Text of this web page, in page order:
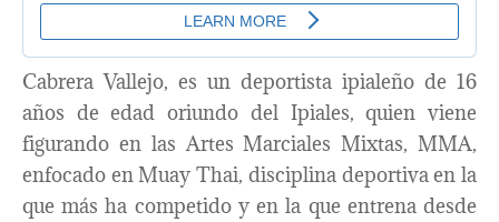
Cabrera Vallejo, es un deportista ipialeño de 16
años de edad oriundo del Ipiales, quien viene
figurando en las Artes Marciales Mixtas, MMA,
enfocado en Muay Thai, disciplina deportiva en la
que más ha competido y en la que entrena desde